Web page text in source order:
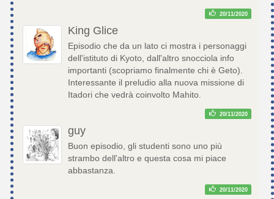
20/11/2020
King Glice
Episodio che da un lato ci mostra i personaggi
dell'istituto di Kyoto, dall'altro snocciola info
importanti (scopriamo finalmente chi è Geto).
Interessante il preludio alla nuova missione di
Itadori che vedrà coinvolto Mahito.
20/11/2020
guy
Buon episodio, gli studenti sono uno più
strambo dell'altro e questa cosa mi piace
abbastanza.
20/11/2020